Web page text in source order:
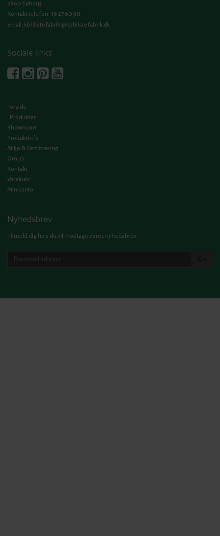
2860 Søborg
Kontakt telefon: 39 27 60 90
Email: kbhlistefabrik@kbhlistefabrik.dk
Sociale links
Forside
Produkter
Showroom
Produktinfo
Miljø & Certificering
Om os
Kontakt
Varekurv
Min konto
Nyhedsbrev
Tilmeld dig hvis du vil modtage vores nyhedsbrev.